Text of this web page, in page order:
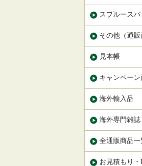
スプルース
その他（通販
見本帳
キャンペーン
海外輸入品
海外専門雑誌
全通販商品一
お見積もり